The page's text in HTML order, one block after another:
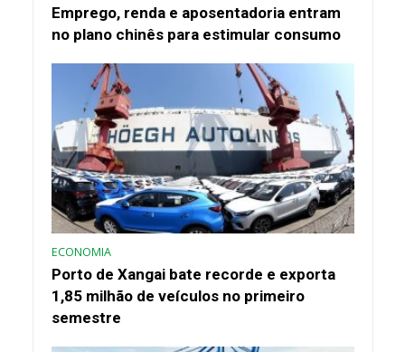
Emprego, renda e aposentadoria entram
no plano chinês para estimular consumo
ECONOMIA
Porto de Xangai bate recorde e exporta
1,85 milhão de veículos no primeiro
semestre